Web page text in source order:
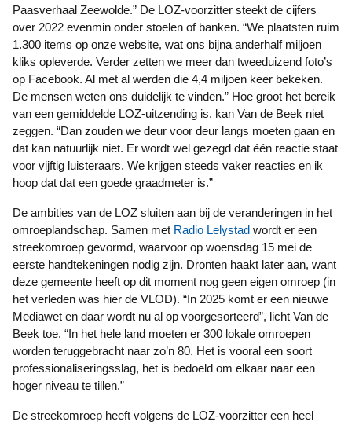
Paasverhaal Zeewolde.” De LOZ-voorzitter steekt de cijfers
over 2022 evenmin onder stoelen of banken. “We plaatsten ruim
1.300 items op onze website, wat ons bijna anderhalf miljoen
kliks opleverde. Verder zetten we meer dan tweeduizend foto’s
op Facebook. Al met al werden die 4,4 miljoen keer bekeken.
De mensen weten ons duidelijk te vinden.” Hoe groot het bereik
van een gemiddelde LOZ-uitzending is, kan Van de Beek niet
zeggen. “Dan zouden we deur voor deur langs moeten gaan en
dat kan natuurlijk niet. Er wordt wel gezegd dat één reactie staat
voor vijftig luisteraars. We krijgen steeds vaker reacties en ik
hoop dat dat een goede graadmeter is.”
De ambities van de LOZ sluiten aan bij de veranderingen in het
omroeplandschap. Samen met Radio Lelystad wordt er een
streekomroep gevormd, waarvoor op woensdag 15 mei de
eerste handtekeningen nodig zijn. Dronten haakt later aan, want
deze gemeente heeft op dit moment nog geen eigen omroep (in
het verleden was hier de VLOD). “In 2025 komt er een nieuwe
Mediawet en daar wordt nu al op voorgesorteerd”, licht Van de
Beek toe. “In het hele land moeten er 300 lokale omroepen
worden teruggebracht naar zo’n 80. Het is vooral een soort
professionaliseringsslag, het is bedoeld om elkaar naar een
hoger niveau te tillen.”
De streekomroep heeft volgens de LOZ-voorzitter een heel